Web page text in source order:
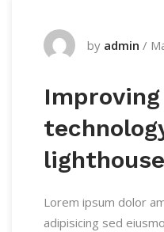
by admin /
Lorem ipsum dolor
adipisicing sed